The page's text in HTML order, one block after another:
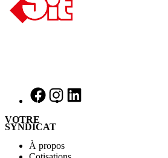
VOTRE
SYNDICAT
À propos